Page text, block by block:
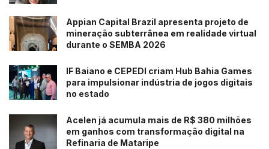
Appian Capital Brazil apresenta projeto de
mineração subterrânea em realidade virtual
durante o SEMBA 2026
IF Baiano e CEPEDI criam Hub Bahia Games
para impulsionar indústria de jogos digitais
no estado
Acelen já acumula mais de R$ 380 milhões
em ganhos com transformação digital na
Refinaria de Mataripe